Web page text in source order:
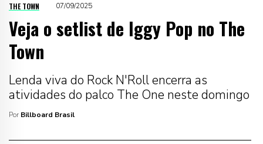
THE TOWN 07/09/2025
Veja o setlist de Iggy Pop no The
Town
Lenda viva do Rock N'Roll encerra as
atividades do palco The One neste domingo
Por Billboard Brasil